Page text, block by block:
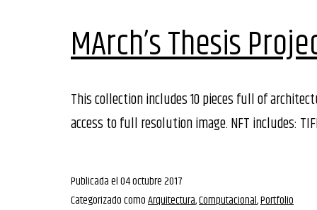
MArch’s Thesis
This collection includes 10 pieces full of
access to full resolution image. NFT includes: TIFF
Publicada el04 octubre 2017
Categorizado comoArquitectura,Computacional,Portfolio